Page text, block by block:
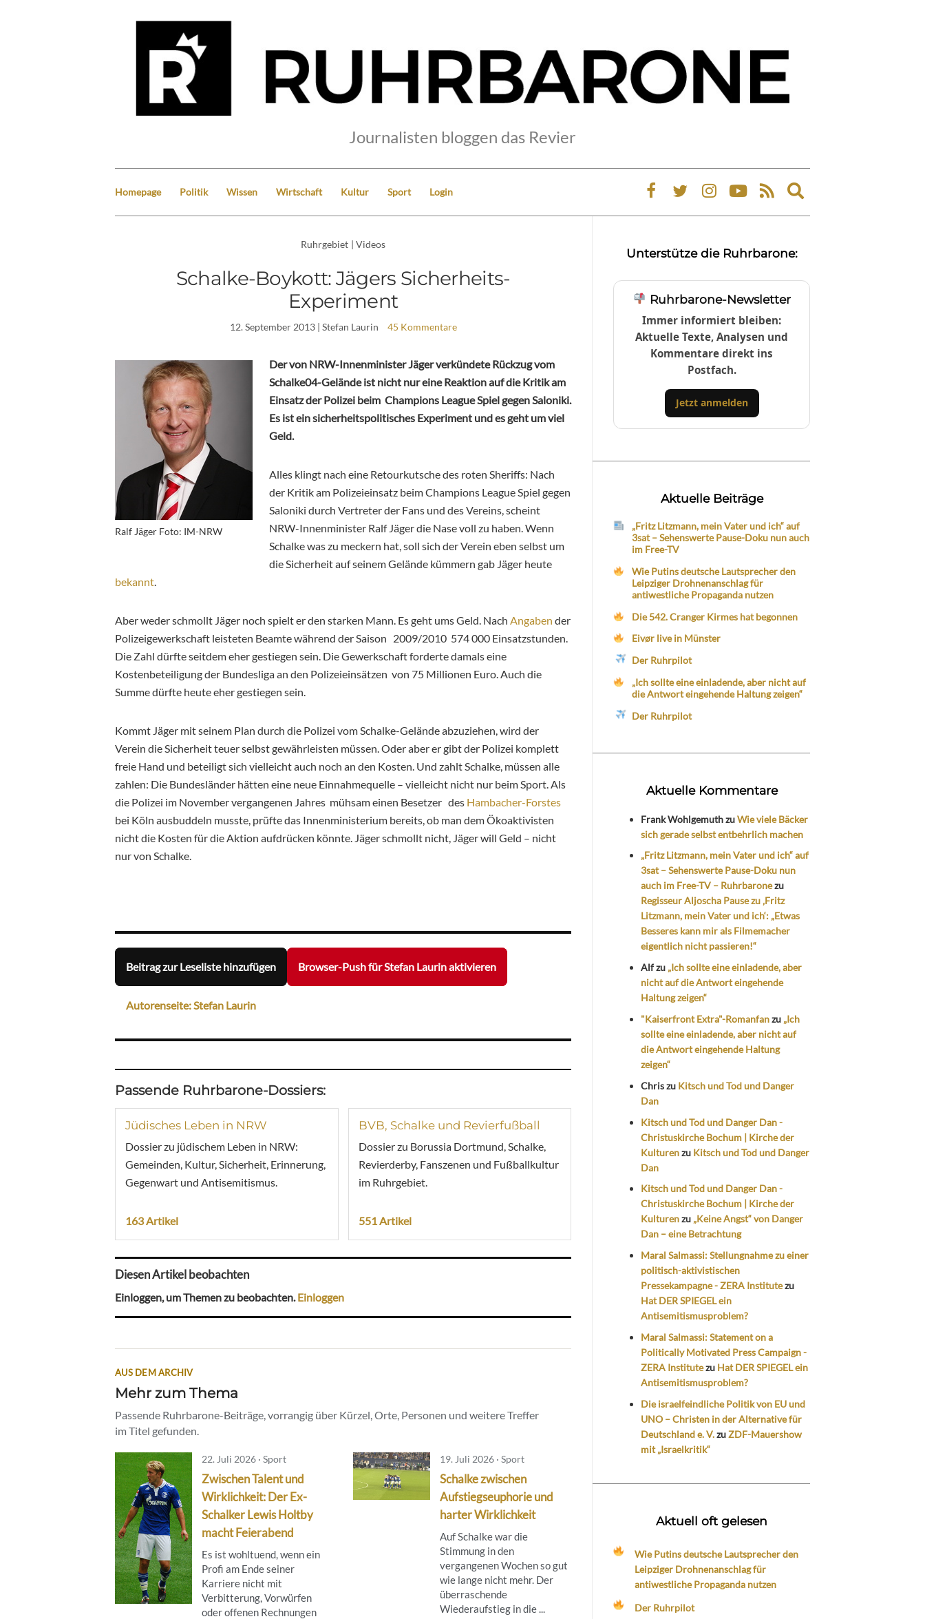
Journalisten bloggen das Revier
Homepage Politik Wissen Wirtschaft Kultur Sport Login
Expand
search
Ruhrgebiet | Videos
Schalke-Boykott: Jägers Sicherheits-
Experiment
12. September 2013| Stefan Laurin 45 Kommentare
Ralf Jäger Foto: IM-NRW
Der von NRW-Innenminister Jäger verkündete Rückzug vom
Schalke04-Gelände ist nicht nur eine Reaktion auf die Kritik am
Einsatz der Polizei beim Champions League Spiel gegen Saloniki.
Es ist ein sicherheitspolitisches Experiment und es geht um viel
Geld.
Alles klingt nach eine Retourkutsche des roten Sheriffs: Nach
der Kritik am Polizeieinsatz beim Champions League Spiel gegen
Saloniki durch Vertreter der Fans und des Vereins, scheint
NRW-Innenminister Ralf Jäger die Nase voll zu haben. Wenn
Schalke was zu meckern hat, soll sich der Verein eben selbst um
die Sicherheit auf seinem Gelände kümmern gab Jäger heute
bekannt
Aber weder schmollt Jäger noch spielt er den starken Mann. Es geht ums Geld. Nach Angaben der
Polizeigewerkschaft leisteten Beamte während der Saison 2009/2010 574 000 Einsatzstunden.
Die Zahl dürfte seitdem eher gestiegen sein. Die Gewerkschaft forderte damals eine
Kostenbeteiligung der Bundesliga an den Polizeieinsätzen von 75 Millionen Euro. Auch die
Summe dürfte heute eher gestiegen sein.
Kommt Jäger mit seinem Plan durch die Polizei vom Schalke-Gelände abzuziehen, wird der
Verein die Sicherheit teuer selbst gewährleisten müssen. Oder aber er gibt der Polizei komplett
freie Hand und beteiligt sich vielleicht auch noch an den Kosten. Und zahlt Schalke, müssen alle
zahlen: Die Bundesländer hätten eine neue Einnahmequelle – vielleicht nicht nur beim Sport. Als
die Polizei im November vergangenen Jahres mühsam einen Besetzer des Hambacher-Forstes
bei Köln ausbuddeln musste, prüfte das Innenministerium bereits, ob man dem Ökoaktivisten
nicht die Kosten für die Aktion aufdrücken könnte. Jäger schmollt nicht, Jäger will Geld – nicht
nur von Schalke.
Beitrag zur Leseliste hinzufügen Browser-Push für Stefan Laurin aktivieren
Autorenseite: Stefan Laurin
Passende Ruhrbarone-Dossiers:
Jüdisches Leben in NRW
Dossier zu jüdischem Leben in NRW:
Gemeinden, Kultur, Sicherheit, Erinnerung,
Gegenwart und Antisemitismus.
163 Artikel
BVB, Schalke und Revierfußball
Dossier zu Borussia Dortmund, Schalke,
Revierderby, Fanszenen und Fußballkultur
im Ruhrgebiet.
551 Artikel
Diesen Artikel beobachten
Einloggen, um Themen zu beobachten.Einloggen
AUS DEM ARCHIV
Mehr zum Thema
Passende Ruhrbarone-Beiträge, vorrangig über Kürzel, Orte, Personen und weitere Treffer
im Titel gefunden.
22. Juli 2026 · Sport
Zwischen Talent und
Wirklichkeit: Der Ex-
Schalker Lewis Holtby
macht Feierabend
Es ist wohltuend, wenn ein
Profi am Ende seiner
Karriere nicht mit
Verbitterung, Vorwürfen
oder offenen Rechnungen
19. Juli 2026 · Sport
Schalke zwischen
Aufstiegseuphorie und
harter Wirklichkeit
Auf Schalke war die
Stimmung in den
vergangenen Wochen so gut
wie lange nicht mehr. Der
überraschende
Wiederaufstieg in die ...
Unterstütze die Ruhrbarone:
Ruhrbarone-Newsletter
Immer informiert bleiben:
Aktuelle Texte, Analysen und
Kommentare direkt ins
Postfach.
Jetzt anmelden
Aktuelle Beiträge
„Fritz Litzmann, mein Vater und ich“ auf
3sat – Sehenswerte Pause-Doku nun auch
im Free-TV
Wie Putins deutsche Lautsprecher den
Leipziger Drohnenanschlag für
antiwestliche Propaganda nutzen
Die 542. Cranger Kirmes hat begonnen
Eivør live in Münster
Der Ruhrpilot
„Ich sollte eine einladende, aber nicht auf
die Antwort eingehende Haltung zeigen“
Der Ruhrpilot
Aktuelle Kommentare
Frank WohlgemuthzuWie viele Bäcker
sich gerade selbst entbehrlich machen
„Fritz Litzmann, mein Vater und ich“ auf
3sat – Sehenswerte Pause-Doku nun
auch im Free-TV – Ruhrbaronezu
Regisseur Aljoscha Pause zu ‚Fritz
Litzmann, mein Vater und ich‘: „Etwas
Besseres kann mir als Filmemacher
eigentlich nicht passieren!“
Alfzu „Ich sollte eine einladende, aber
nicht auf die Antwort eingehende
Haltung zeigen“
"Kaiserfront Extra"-Romanfanzu „Ich
sollte eine einladende, aber nicht auf
die Antwort eingehende Haltung
zeigen“
Chriszu Kitsch und Tod und Danger
Dan
Kitsch und Tod und Danger Dan -
Christuskirche Bochum | Kirche der
Kulturenzu Kitsch und Tod und Danger
Dan
Kitsch und Tod und Danger Dan -
Christuskirche Bochum | Kirche der
Kulturenzu „Keine Angst“ von Danger
Dan – eine Betrachtung
Maral Salmassi: Stellungnahme zu einer
politisch-aktivistischen
Pressekampagne - ZERA Institutezu
Hat DER SPIEGEL ein
Antisemitismusproblem?
Maral Salmassi: Statement on a
Politically Motivated Press Campaign -
ZERA Institutezu Hat DER SPIEGEL ein
Antisemitismusproblem?
Die israelfeindliche Politik von EU und
UNO – Christen in der Alternative für
Deutschland e. V.zuZDF-Mauershow
mit „Israelkritik“
Aktuell oft gelesen
Wie Putins deutsche Lautsprecher den
Leipziger Drohnenanschlag für
antiwestliche Propaganda nutzen
Der Ruhrpilot